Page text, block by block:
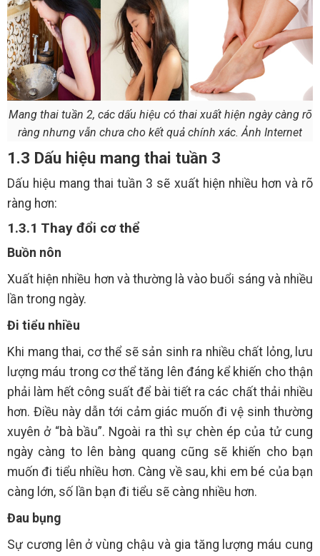
Mang thai tuần 2, các dấu hiệu có thai xuất hiện ngày càng rõ
ràng nhưng vẫn chưa cho kết quả chính xác. Ảnh Internet
1.3 Dấu hiệu mang thai tuần 3
Dấu hiệu mang thai tuần 3 sẽ xuất hiện nhiều hơn và rõ
ràng hơn:
1.3.1 Thay đổi cơ thể
Buồn nôn
Xuất hiện nhiều hơn và thường là vào buổi sáng và nhiều
lần trong ngày.
Đi tiểu nhiều
Khi mang thai, cơ thể sẽ sản sinh ra nhiều chất lỏng, lưu
lượng máu trong cơ thể tăng lên đáng kể khiến cho thận
phải làm hết công suất để bài tiết ra các chất thải nhiều
hơn. Điều này dẫn tới cảm giác muốn đi vệ sinh thường
xuyên ở “bà bầu”. Ngoài ra thì sự chèn ép của tử cung
ngày càng to lên bàng quang cũng sẽ khiến cho bạn
muốn đi tiểu nhiều hơn. Càng về sau, khi em bé của bạn
càng lớn, số lần bạn đi tiểu sẽ càng nhiều hơn.
Đau bụng
Sự cương lên ở vùng chậu và gia tăng lượng máu cung